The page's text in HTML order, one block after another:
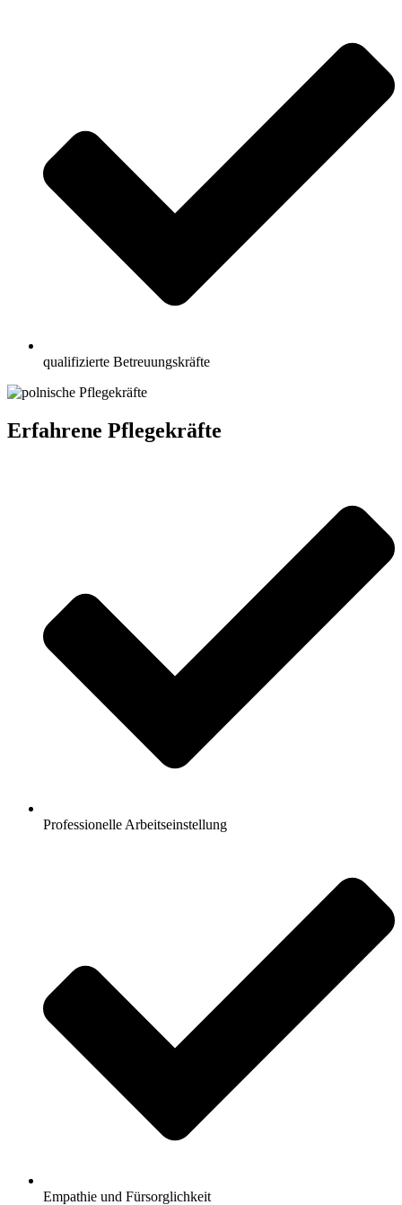
qualifizierte Betreuungskräfte
Erfahrene Pflegekräfte
Professionelle Arbeitseinstellung
Empathie und Fürsorglichkeit